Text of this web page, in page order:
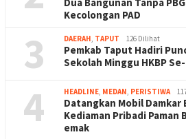
Kecolongan PAD
3 DAERAH TAPUT 126 Dilihat
Pemkab Taput Hadiri
Sekolah Minggu HKBP
4 HEADLINE MEDAN PERISTIWA
Datangkan Mobil Damkar
Kediaman Pribadi Paman
emak